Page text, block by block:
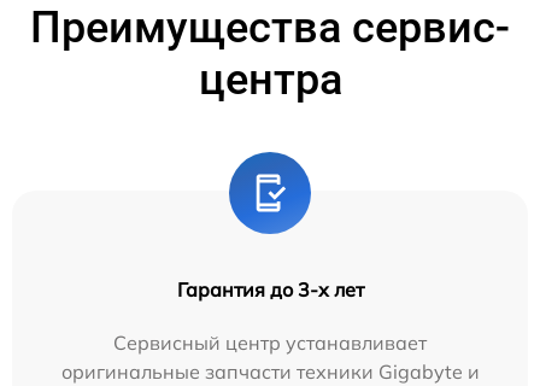
Преимущества сервис-
центра
Гарантия до 3-х лет
Сервисный центр устанавливает
оригинальные запчасти техники Gigabyte и